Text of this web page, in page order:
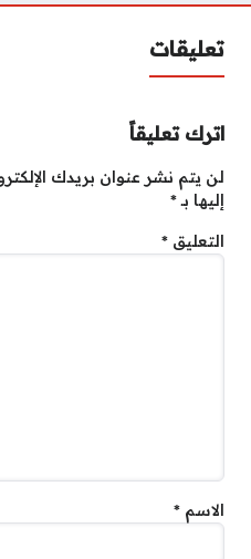
تعليقات
اترك تعليقاً
لن يتم نشر عنوان بريدك
إليها بـ*
التعليق *
الاسم *